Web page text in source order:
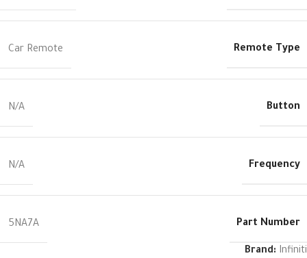
Remote Type
Car Remote
Button
N/A
Frequency
N/A
Part Number
5NA7A
Brand: Infiniti